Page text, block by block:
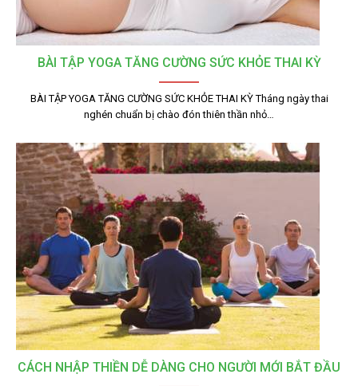
BÀI TẬP YOGA TĂNG CƯỜNG SỨC KHỎE THAI KỲ
BÀI TẬP YOGA TĂNG CƯỜNG SỨC KHỎE THAI KỲ Tháng ngày thai
nghén chuẩn bị chào đón thiên thần nhỏ…
CÁCH NHẬP THIỀN DỄ DÀNG CHO NGƯỜI MỚI BẮT ĐẦU